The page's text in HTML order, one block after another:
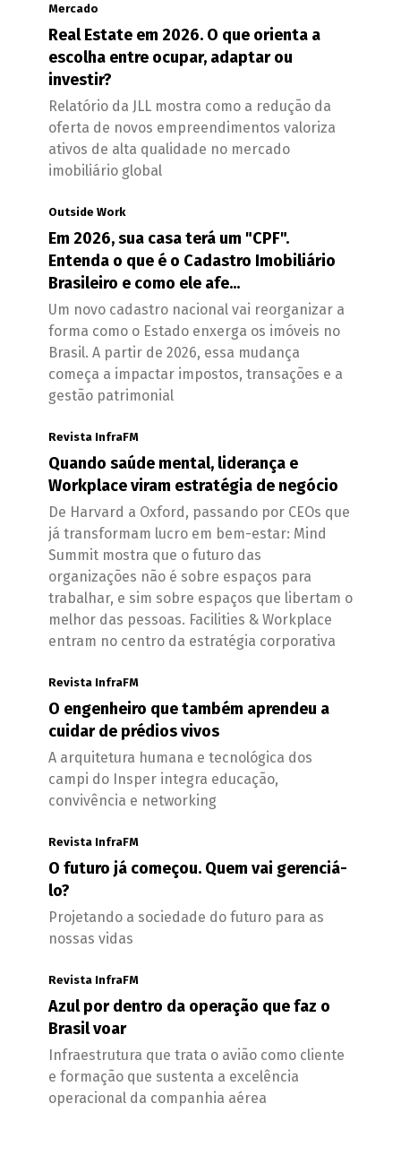
Mercado
Real Estate em 2026. O que orienta a
escolha entre ocupar, adaptar ou
investir?
Relatório da JLL mostra como a redução da
oferta de novos empreendimentos valoriza
ativos de alta qualidade no mercado
imobiliário global
Outside Work
Em 2026, sua casa terá um "CPF".
Entenda o que é o Cadastro Imobiliário
Brasileiro e como ele afe...
Um novo cadastro nacional vai reorganizar a
forma como o Estado enxerga os imóveis no
Brasil. A partir de 2026, essa mudança
começa a impactar impostos, transações e a
gestão patrimonial
Revista InfraFM
Quando saúde mental, liderança e
Workplace viram estratégia de negócio
De Harvard a Oxford, passando por CEOs que
já transformam lucro em bem-estar: Mind
Summit mostra que o futuro das
organizações não é sobre espaços para
trabalhar, e sim sobre espaços que libertam o
melhor das pessoas. Facilities & Workplace
entram no centro da estratégia corporativa
Revista InfraFM
O engenheiro que também aprendeu a
cuidar de prédios vivos
A arquitetura humana e tecnológica dos
campi do Insper integra educação,
convivência e networking
Revista InfraFM
O futuro já começou. Quem vai gerenciá-
lo?
Projetando a sociedade do futuro para as
nossas vidas
Revista InfraFM
Azul por dentro da operação que faz o
Brasil voar
Infraestrutura que trata o avião como cliente
e formação que sustenta a excelência
operacional da companhia aérea